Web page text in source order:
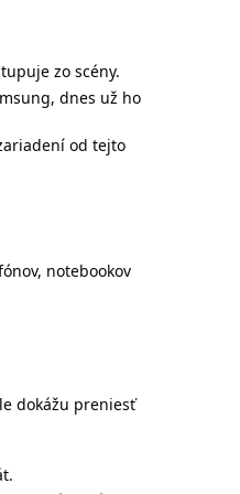
zo scény.
dnes už ho
od tejto
notebookov
dokážu preniesť